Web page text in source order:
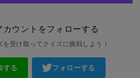
カウントをフォローする
を受け取ってクイズに挑戦しよう！
する フォローする